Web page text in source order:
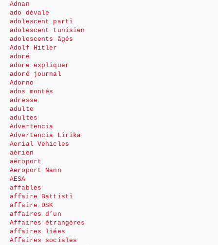
Adnan
ado dévale
adolescent parti
adolescent tunisien
adolescents âgés
Adolf Hitler
adoré
adore expliquer
adoré journal
Adorno
ados montés
adresse
adulte
adultes
Advertencia
Advertencia Lirika
Aerial Vehicles
aérien
aéroport
Aeroport Nann
AESA
affables
affaire Battisti
affaire DSK
affaires d’un
Affaires étrangères
affaires liées
Affaires sociales